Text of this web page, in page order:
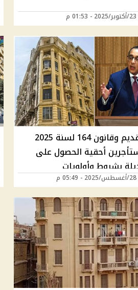
الإيجار القديم وقانون 164 لسنة 2025
أحقية الحصول على
بشروط وأولويات